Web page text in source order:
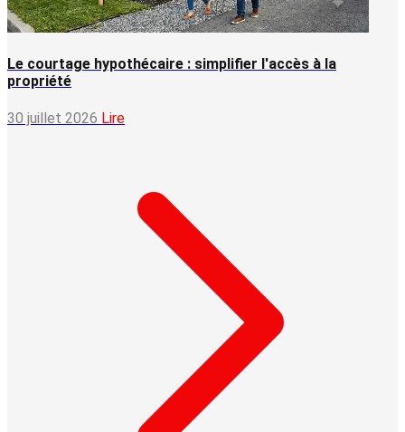
Le courtage hypothécaire : simplifier l'accès à la
propriété
30 juillet 2026 Lire